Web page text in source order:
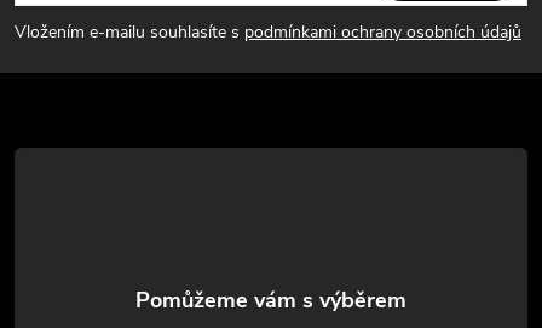
í
p
p
a
t
Vložením e-mailu souhlasíte s podmínkami ochrany osobních údajů